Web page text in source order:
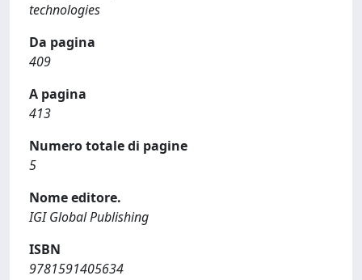
technologies
Da pagina
409
A pagina
413
Numero totale di pagine
5
Nome editore.
IGI Global Publishing
ISBN
9781591405634